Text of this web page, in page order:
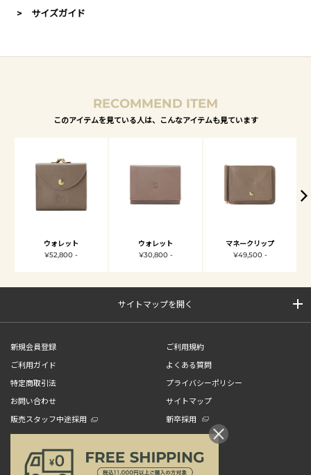
> サイズガイド
RECOMMEND ITEM
このアイテムを見ている人は、こんなアイテムも見ています
ウォレット
¥52,800 -
ウォレット
¥30,800 -
マネークリップ
¥49,500 -
サイトマップを開く
新規会員登録
ご利用規約
ご利用ガイド
よくある質問
特定商取引法
プライバシーポリシー
お問い合わせ
サイトマップ
販売スタッフ中途採用
新卒採用